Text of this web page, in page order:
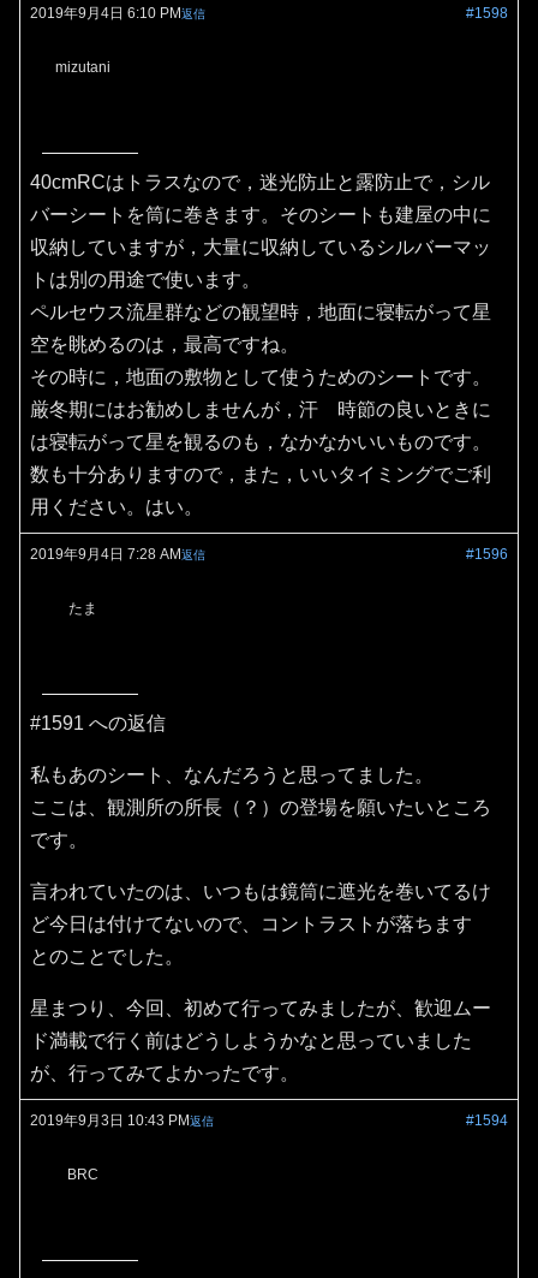
2019年9月4日 6:10 PM #1598
返信
mizutani
40cmRCはトラスなので，迷光防止と露防止で，シル
バーシートを筒に巻きます。そのシートも建屋の中に
収納していますが，大量に収納しているシルバーマッ
トは別の用途で使います。
ペルセウス流星群などの観望時，地面に寝転がって星
空を眺めるのは，最高ですね。
その時に，地面の敷物として使うためのシートです。
厳冬期にはお勧めしませんが，汗 時節の良いときに
は寝転がって星を観るのも，なかなかいいものです。
数も十分ありますので，また，いいタイミングでご利
用ください。はい。
2019年9月4日 7:28 AM #1596
返信
たま
#1591 への返信
私もあのシート、なんだろうと思ってました。
ここは、観測所の所長（？）の登場を願いたいところ
です。
言われていたのは、いつもは鏡筒に遮光を巻いてるけ
ど今日は付けてないので、コントラストが落ちます
とのことでした。
星まつり、今回、初めて行ってみましたが、歓迎ムー
ド満載で行く前はどうしようかなと思っていました
が、行ってみてよかったです。
2019年9月3日 10:43 PM #1594
返信
BRC